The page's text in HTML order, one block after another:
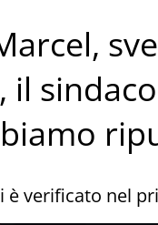
il
è verificato nel